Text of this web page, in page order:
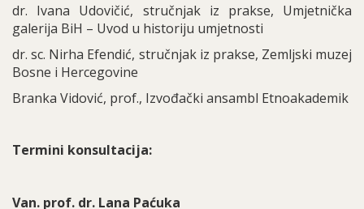
dr. Ivana Udovičić, stručnjak iz prakse, Umjetnička
galerija BiH – Uvod u historiju umjetnosti
dr. sc. Nirha Efendić, stručnjak iz prakse, Zemljski muzej
Bosne i Hercegovine
Branka Vidović, prof., Izvođački ansambl Etnoakademik
Termini konsultacija:
Van. prof. dr. Lana Paćuka